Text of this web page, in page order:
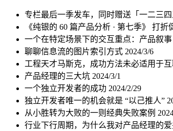
专栏最后一季发车，同时赠送「一二三
《纯银的 60 篇产品分析 · 第七季》 打
一个在特定场景下的交互重点：产品叙事
聊聊信息流的图片索引方式 2024/3/6
工程天才马斯克，成功方法未必适用于
产品经理的三大坑 2024/3/1
一个独立开发者的成功 2024/2/29
独立开发者唯一的机会就是 “以己推人”
从小胜转为大败的一则经典失败案例
行业下行周期，为什么我对产品经理的